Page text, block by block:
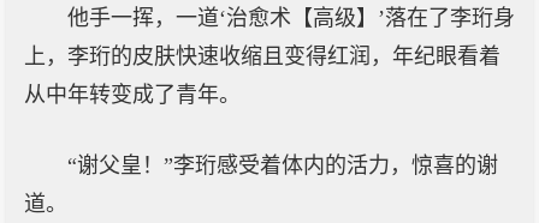
他手一挥，一道‘治愈术【高级】’落在了李珩身
上，李珩的皮肤快速收缩且变得红润，年纪眼看着
从中年转变成了青年。
“谢父皇！”李珩感受着体内的活力，惊喜的谢
道。